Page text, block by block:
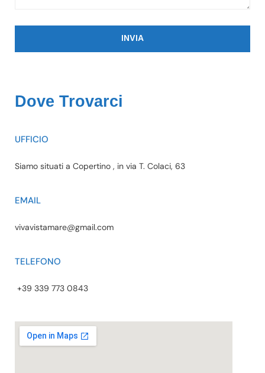
Dove Trovarci
UFFICIO
Siamo situati a Copertino , in via T. Colaci, 63
EMAIL
vivavistamare@gmail.com
TELEFONO
+39 339 773 0843